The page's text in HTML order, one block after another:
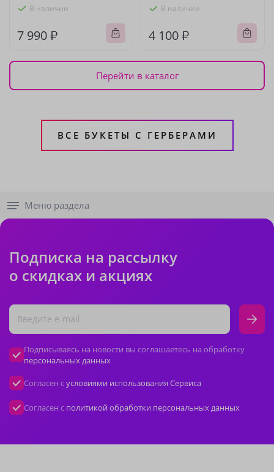
В наличии
7 990 ₽
В наличии
4 100 ₽
Перейти в каталог
ВСЕ БУКЕТЫ С ГЕРБЕРАМИ
Меню раздела
Подписка на рассылку
о скидках и акциях
Подписываясь на новости вы соглашаетесь на обработку
персональных данных
Согласен сусловиями использования Сервиса
Согласен с политикой обработки персональных данных